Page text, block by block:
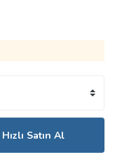
Hızlı Satın Al